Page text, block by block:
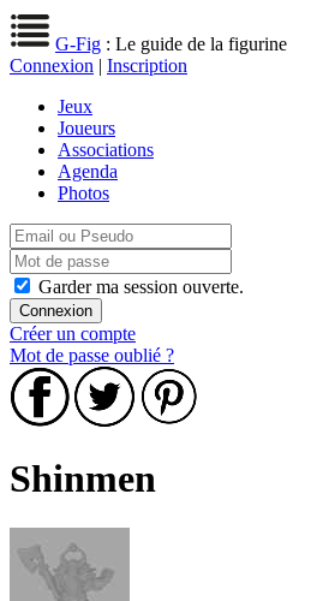
G-Fig : Le guide de la figurine
Connexion | Inscription
Jeux
Joueurs
Associations
Agenda
Photos
Garder ma session ouverte.
Créer un compte
Mot de passe oublié ?
Shinmen